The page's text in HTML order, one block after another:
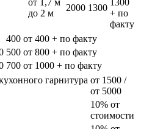
до 2 м
2000 1300
+ по
факту
400 от 400 + по факту
500 от 800 + по факту
700 от 1000 + по факту
гарнитура от 1500 /
от 5000
10% от
стоимости